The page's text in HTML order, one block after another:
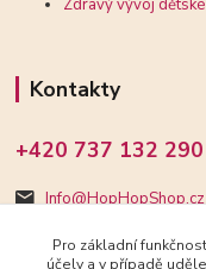
Zdravý vývoj
Kontakty
+420 737 132 290
Info@HopHopShop.cz
Pro základní
účely a v případě